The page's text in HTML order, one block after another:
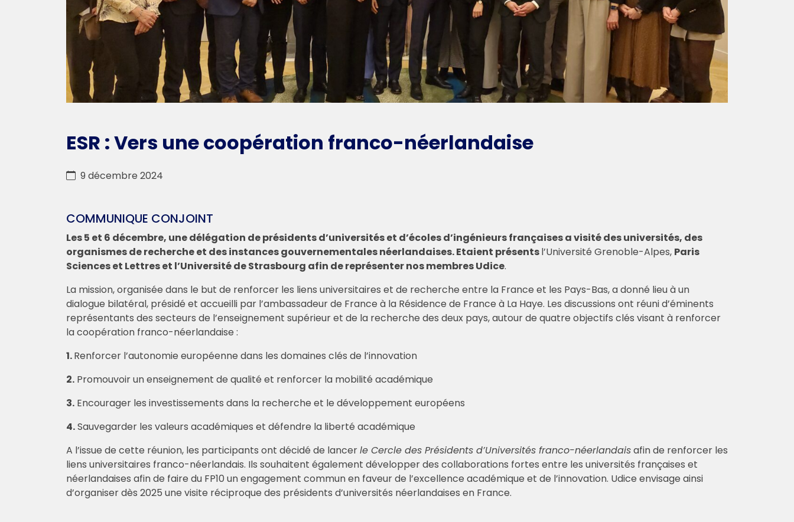
ESR : Vers une coopération franco-néerlandaise
9 décembre 2024
COMMUNIQUE CONJOINT
Les 5 et 6 décembre, une délégation de présidents d’universités et d’écoles d’ingénieurs françaises a visité des universités, des
organismes de recherche et des instances gouvernementales néerlandaises. Etaient présentsl’Université Grenoble-Alpes, Paris
Sciences et Lettres et l’Université de Strasbourg afin de représenter nos membres Udice.
La mission, organisée dans le but de renforcer les liens universitaires et de recherche entre la France et les Pays-Bas, a donné lieu à un
dialogue bilatéral, présidé et accueilli par l’ambassadeur de France à la Résidence de France à La Haye. Les discussions ont réuni d’éminents
représentants des secteurs de l’enseignement supérieur et de la recherche des deux pays, autour de quatre objectifs clés visant à renforcer
la coopération franco-néerlandaise :
1.Renforcer l’autonomie européenne dans les domaines clés de l’innovation
2. Promouvoir un enseignement de qualité et renforcer la mobilité académique
3. Encourager les investissements dans la recherche et le développement européens
4.Sauvegarder les valeurs académiques et défendre la liberté académique
A l’issue de cette réunion, les participants ont décidé de lancerle Cercle des Présidents d’Universités franco-néerlandaisafin de renforcer les
liens universitaires franco-néerlandais. Ils souhaitent également développer des collaborations fortes entre les universités françaises et
néerlandaises afin de faire du FP10 un engagement commun en faveur de l’excellence académique et de l’innovation. Udice envisage ainsi
d’organiser dès 2025 une visite réciproque des présidents d’universités néerlandaises en France.